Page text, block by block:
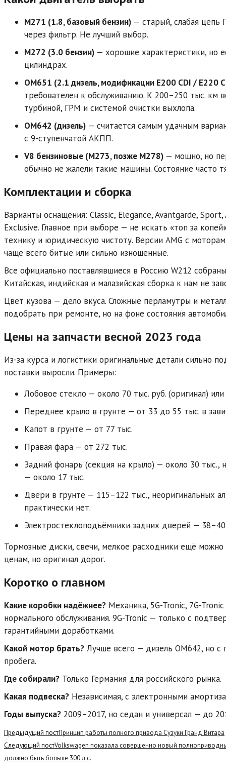
M271 (1.8, базовый бензин) — старый, слабая цепь
через фильтр. Не лучший выбор.
M272 (3.0 бензин) — хорошие характеристики, но
цилиндрах.
OM651 (2.1 дизель, модификации E200 CDI / E220
требователен к обслуживанию. К 200–250 тыс. км
турбиной, ГРМ и системой очистки выхлопа.
OM642 (дизель) — считается самым удачным
с 9-ступенчатой АКПП.
V8 бензиновые (M273, позже M278) — мощно, но
обычно не жалели такие машины. Состояние часто
Комплектации и сборка
Варианты оснащения: Classic, Elegance, Avantgarde,
Exclusive. Главное при выборе — не искать «топ за
технику и юридическую чистоту. Версии AMG с
чаще всего битые или сильно изношенные.
Все официально поставлявшиеся в Россию W212
Китайская, индийская и малазийская сборка к нам не
Цвет кузова — дело вкуса. Сложные перламутры и
подобрать при ремонте, но на фоне состояния
Цены на запчасти весной 2023 года
Из-за курса и логистики оригинальные детали сильно
поставки выросли. Примеры:
Лобовое стекло — около 70 тыс. руб. (оригинал) или
Переднее крыло в грунте — от 33 до 55 тыс. в
Капот в грунте — от 77 тыс.
Правая фара — от 272 тыс.
Задний фонарь (секция на крыло) — около 30 тыс.,
— около 17 тыс.
Двери в грунте — 115–122 тыс., неоригинальных
практически нет.
Электростеклоподъёмники задних дверей — 38–40
Тормозные диски, свечи, мелкое расходники ещё
ценам, но оригинал дорог.
Коротко о главном
Какие коробки надёжнее? Механика, 5G-Tronic, 7G-
нормального обслуживания. 9G-Tronic — только с
гарантийными доработками.
Какой мотор брать? Лучше всего — дизель OM642, но с
пробега.
Где собирали? Только Германия для российского рынка.
Какая подвеска? Независимая, с электронными
Годы выпуска? 2009–2017, но седан и универсал — до
Read
more
articles
Предыдущий постПринцип работы полного привода Сузуки Гранд Витара
Следующий постVolkswagen показала совершенно новый
должно быть больше 300 л.с.